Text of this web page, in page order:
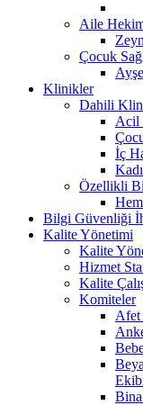
Aile
Çocuk
Klinikler
Dahili
Acil
İç
Özellikli
Bilgi Güvenliği
Kalite Yönetimi
Kalite
Hizmet
Kalite
Komiteler
Afet